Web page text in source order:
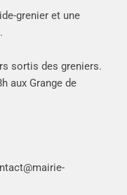
grenier et une
sortis des greniers.
aux Grange de